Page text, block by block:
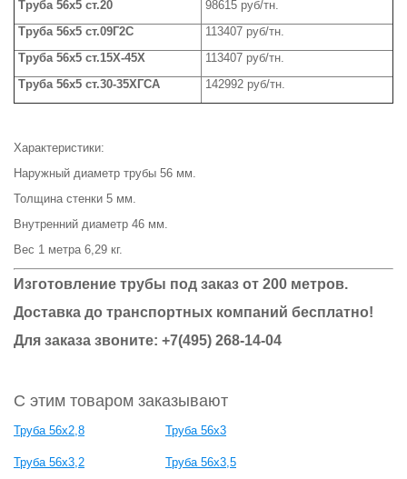
Труба 56x5 ст.20
98615 руб/тн.
Труба 56x5 ст.09Г2С
113407 руб/тн.
Труба 56x5 ст.15Х-45Х
113407 руб/тн.
Труба 56x5 ст.30-35ХГСА 142992 руб/тн.
Характеристики:
Наружный диаметр трубы 56 мм.
Толщина стенки 5 мм.
Внутренний диаметр 46 мм.
Вес 1 метра 6,29 кг.
Изготовление трубы под заказ от 200 метров.
Доставка до транспортных компаний бесплатно!
Для заказа звоните: +7(495) 268-14-04
С этим товаром заказывают
Труба 56x2,8 Труба 56x3
Труба 56x3,2 Труба 56x3,5